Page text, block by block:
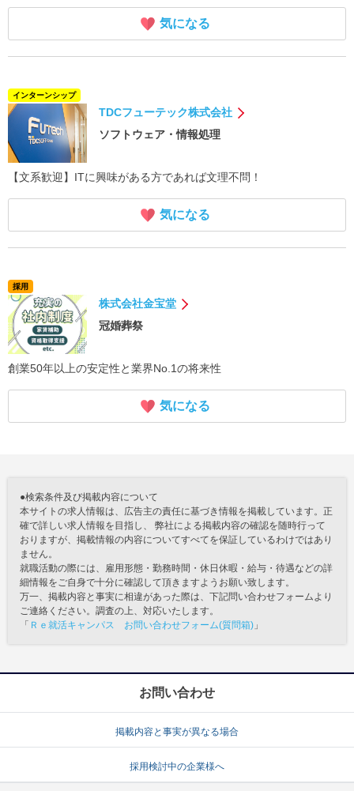
気になる
インターンシップ
TDCフューテック株式会社
ソフトウェア・情報処理
【文系歓迎】ITに興味がある方であれば文理不問！
気になる
採用
株式会社金宝堂
冠婚葬祭
創業50年以上の安定性と業界No.1の将来性
気になる
●検索条件及び掲載内容について
本サイトの求人情報は、広告主の責任に基づき情報を掲載しています。正
確で詳しい求人情報を目指し、 弊社による掲載内容の確認を随時行って
おりますが、掲載情報の内容についてすべてを保証しているわけではあり
ません。
就職活動の際には、雇用形態・勤務時間・休日休暇・給与・待遇などの詳
細情報をご自身で十分に確認して頂きますようお願い致します。
万一、掲載内容と事実に相違があった際は、下記問い合わせフォームより
ご連絡ください。調査の上、対応いたします。
「 Ｒｅ就活キャンパス お問い合わせフォーム(質問箱) 」
お問い合わせ
掲載内容と事実が異なる場合
採用検討中の企業様へ